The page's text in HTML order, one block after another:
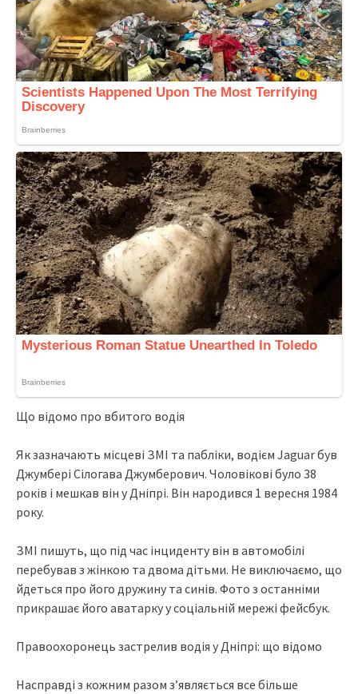
Що відомо про вбитого водія
Як зазначають місцеві ЗМІ та пабліки, водієм Jaguar був
Джумбері Сілогава Джумберович. Чоловікові було 38
років і мешкав він у Дніпрі. Він народився 1 вересня 1984
року.
ЗМІ пишуть, що під час інциденту він в автомобілі
перебував з жінкою та двома дітьми. Не виключаємо, що
йдеться про його дружину та синів. Фото з останніми
прикрашає його аватарку у соціальній мережі фейсбук.
Правоохоронець застрелив водія у Дніпрі: що відомо
Насправді з кожним разом з’являється все більше